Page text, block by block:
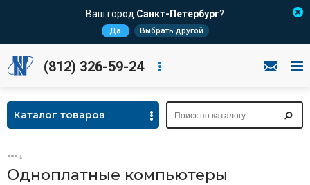
Ваш город Санкт-Петербург?
Да Выбрать другой
(812) 326-59-24
Каталог товаров
Одноплатные компьютеры